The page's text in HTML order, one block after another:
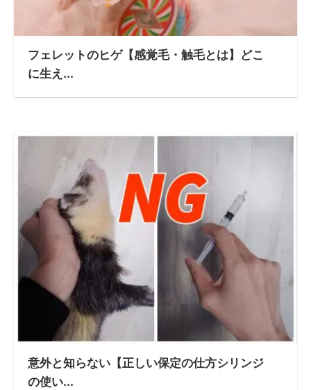
フェレットのヒゲ【感覚毛・触毛とは】どこ
に生え...
意外と知らない【正しい保定の仕方シリンジ
の使い...